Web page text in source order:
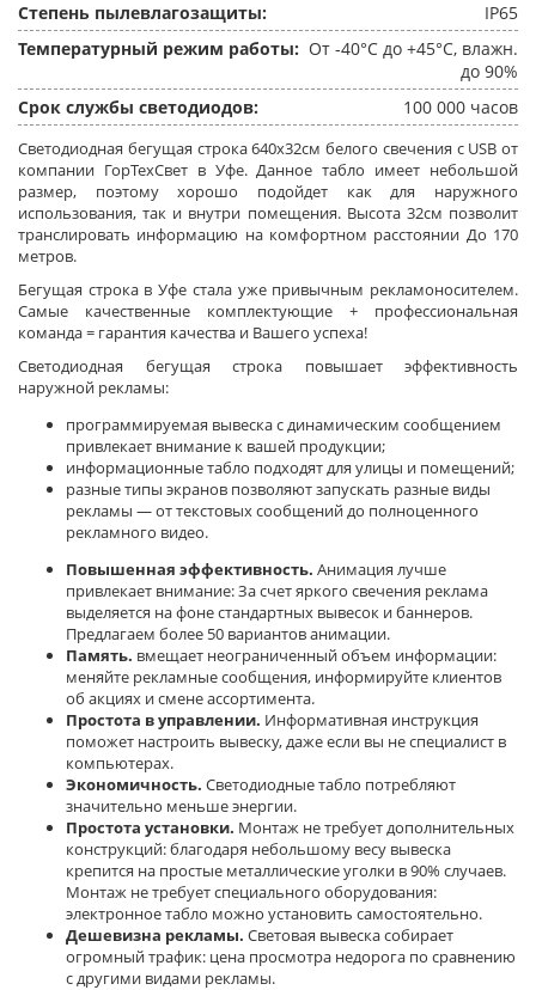
Степень пылевлагозащиты:
IP65
Температурный режим работы: От -40°C до +45°C, влажн.
до 90%
Срок службы светодиодов:
100 000 часов
Светодиодная бегущая строка 640x32см белого свечения c USB от
компании ГорТехСвет в Уфе. Данное табло имеет небольшой
размер, поэтому хорошо подойдет как для наружного
использования, так и внутри помещения. Высота 32см позволит
транслировать информацию на комфортном расстоянии До 170
метров.
Бегущая строка в Уфе стала уже привычным рекламоносителем.
Самые качественные комплектующие + профессиональная
команда = гарантия качества и Вашего успеха!
Светодиодная бегущая строка повышает эффективность
наружной рекламы:
программируемая вывеска с динамическим сообщением
привлекает внимание к вашей продукции;
информационные табло подходят для улицы и помещений;
разные типы экранов позволяют запускать разные виды
рекламы — от текстовых сообщений до полноценного
рекламного видео.
Повышенная эффективность. Анимация лучше
привлекает внимание: За счет яркого свечения реклама
выделяется на фоне стандартных вывесок и баннеров.
Предлагаем более 50 вариантов анимации.
Память. вмещает неограниченный объем информации:
меняйте рекламные сообщения, информируйте клиентов
об акциях и смене ассортимента.
Простота в управлении. Информативная инструкция
поможет настроить вывеску, даже если вы не специалист в
компьютерах.
Экономичность. Светодиодные табло потребляют
значительно меньше энергии.
Простота установки. Монтаж не требует дополнительных
конструкций: благодаря небольшому весу вывеска
крепится на простые металлические уголки в 90% случаев.
Монтаж не требует специального оборудования:
электронное табло можно установить самостоятельно.
Дешевизна рекламы. Световая вывеска собирает
огромный трафик: цена просмотра недорога по сравнению
с другими видами рекламы.